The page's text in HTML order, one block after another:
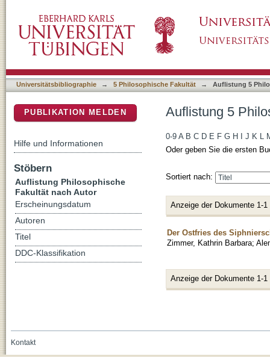
Universitätsbibliographie → 5 Philosophische Fakultät → Auflistung 5
Auflistung 5
0-9 A B C D E F G H J K L
Oder geben Sie die ersten
Sortiert nach:
Anzeige der Dokumente 1-1
Der Ostfries des
Zimmer, Kathrin Barbara;
Anzeige der Dokumente 1-1
PUBLIKATION MELDEN
Hilfe und Informationen
Stöbern
Auflistung Philosophische
Fakultät nach Autor
Erscheinungsdatum
Autoren
Titel
DDC-Klassifikation
Kontakt